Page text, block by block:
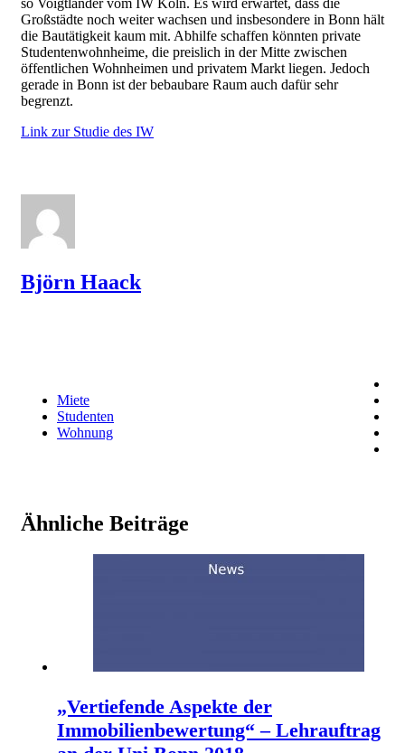
so Voigtländer vom IW Köln. Es wird erwartet, dass die
Großstädte noch weiter wachsen und insbesondere in Bonn hält
die Bautätigkeit kaum mit. Abhilfe schaffen könnten private
Studentenwohnheime, die preislich in der Mitte zwischen
öffentlichen Wohnheimen und privatem Markt liegen. Jedoch
gerade in Bonn ist der bebaubare Raum auch dafür sehr
begrenzt.
Link zur Studie des IW
Björn Haack
Miete
Studenten
Wohnung
Ähnliche Beiträge
„Vertiefende Aspekte der
Immobilienbewertung“ – Lehrauftrag